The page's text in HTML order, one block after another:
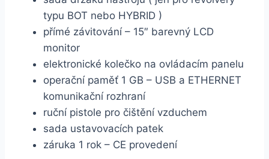
typu BOT nebo HYBRID )
přímé závitování – 15″ barevný LCD
monitor
elektronické kolečko na ovládacím panelu
operační paměť 1 GB – USB a ETHERNET
komunikační rozhraní
ruční pistole pro čištění vzduchem
sada ustavovacích patek
záruka 1 rok – CE provedení